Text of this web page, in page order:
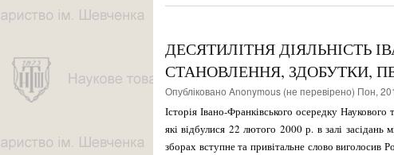
ДЕСЯТИЛІТНЯ ДІЯЛЬНІСТЬ
СТАНОВЛЕННЯ, ЗДОБУТКИ,
Опубліковано Anonymous (не перевірено) Пон,
Історія Івано-Франківського осередку
які відбулися 22 лютого 2000 р. в залі
зборах вступне та привітальне слово